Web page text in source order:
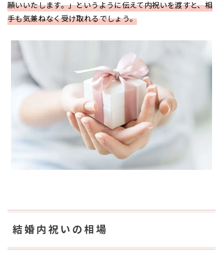
願いいたします。」というように伝えて内祝いを渡すと、相
手も気兼ねなく受け取れるでしょう。
結婚内祝いの相場